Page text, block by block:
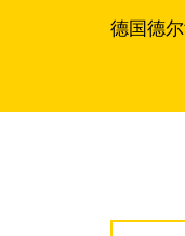
德国德